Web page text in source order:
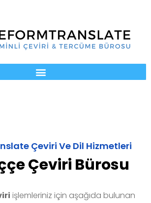
Çeviri Ve Dil Hizmetleri
Çeviri Bürosu
işlemleriniz için aşağıda bulunan